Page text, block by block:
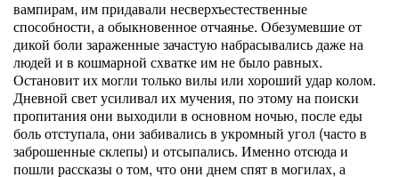
вампирам, им придавали несверхъестественные
способности, а обыкновенное отчаянье. Обезумевшие от
дикой боли зараженные зачастую набрасывались даже на
людей и в кошмарной схватке им не было равных.
Остановит их могли только вилы или хороший удар колом.
Дневной свет усиливал их мучения, по этому на поиски
пропитания они выходили в основном ночью, после еды
боль отступала, они забивались в укромный угол (часто в
заброшенные склепы) и отсыпались. Именно отсюда и
пошли рассказы о том, что они днем спят в могилах, а